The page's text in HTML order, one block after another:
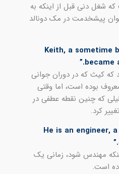
شغل دنی قبل از اینکه به
پیشخدمت در مک دونالد
2. “Keith, a
became
که کیث که در دوران جوانی
بوده است، اما وقتی
که چنین نقطه عطفی در
کرد.
3. “He is an
مهندس شود، زمانی یک
است.